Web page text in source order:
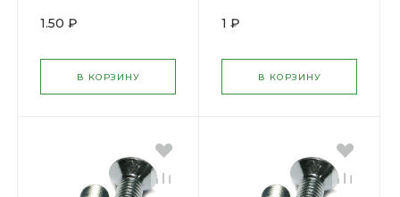
1.50 ₽
В КОРЗИНУ
1 ₽
В КОРЗИНУ